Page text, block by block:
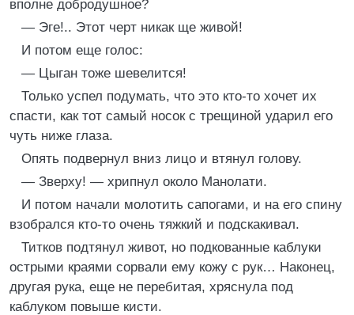
вполне добродушное?
— Эге!.. Этот черт никак ще живой!
И потом еще голос:
— Цыган тоже шевелится!
Только успел подумать, что это кто-то хочет их
спасти, как тот самый носок с трещиной ударил его
чуть ниже глаза.
Опять подвернул вниз лицо и втянул голову.
— Зверху! — хрипнул около Манолати.
И потом начали молотить сапогами, и на его спину
взобрался кто-то очень тяжкий и подскакивал.
Титков подтянул живот, но подкованные каблуки
острыми краями сорвали ему кожу с рук… Наконец,
другая рука, еще не перебитая, хряснула под
каблуком повыше кисти.